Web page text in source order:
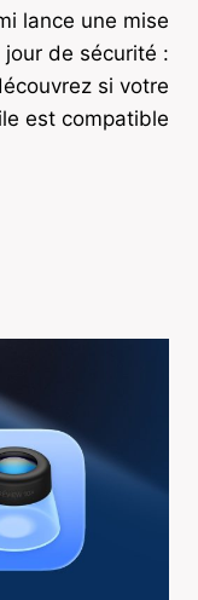
lance une mise
jour de sécurité :
si votre
est compatible